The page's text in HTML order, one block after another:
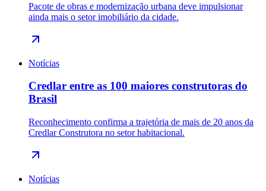
Pacote de obras e modernização urbana deve impulsionar
ainda mais o setor imobiliário da cidade.
Notícias
Credlar entre as 100 maiores construtoras do
Brasil
Reconhecimento confirma a trajetória de mais de 20 anos da
Credlar Construtora no setor habitacional.
Notícias